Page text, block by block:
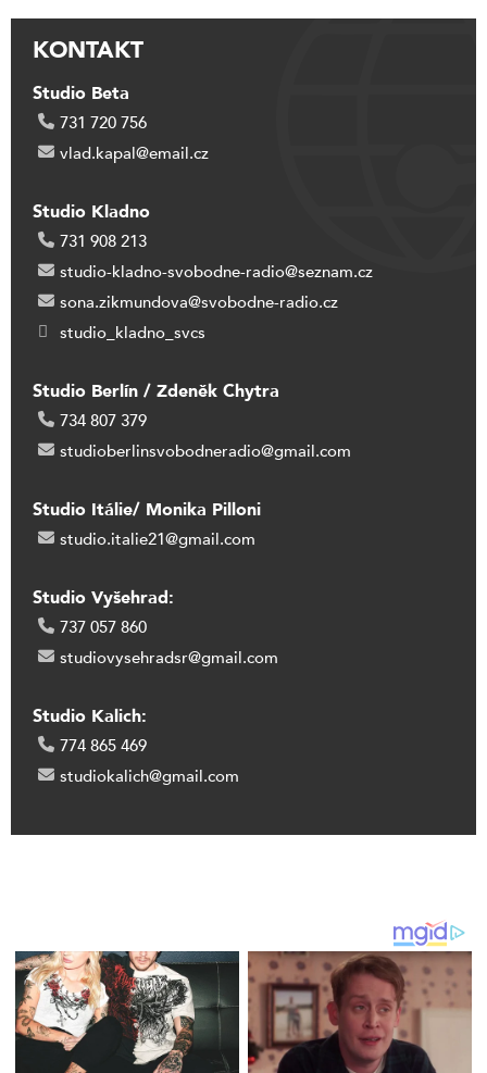
KONTAKT
Studio Beta
731 720 756
vlad.kapal@email.cz
Studio Kladno
731 908 213
studio-kladno-svobodne-radio@seznam.cz
sona.zikmundova@svobodne-radio.cz
studio_kladno_svcs
Studio Berlín / Zdeněk Chytra
734 807 379
studioberlinsvobodneradio@gmail.com
Studio Itálie/ Monika Pilloni
studio.italie21@gmail.com
Studio Vyšehrad:
737 057 860
studiovysehradsr@gmail.com
Studio Kalich:
774 865 469
studiokalich@gmail.com